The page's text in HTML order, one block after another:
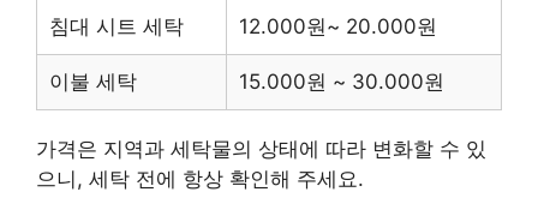
침대 시트 세탁 12.000원~ 20.000원
이불 세탁 15.000원 ~ 30.000원
가격은 지역과 세탁물의 상태에 따라 변화할 수 있
으니, 세탁 전에 항상 확인해 주세요.